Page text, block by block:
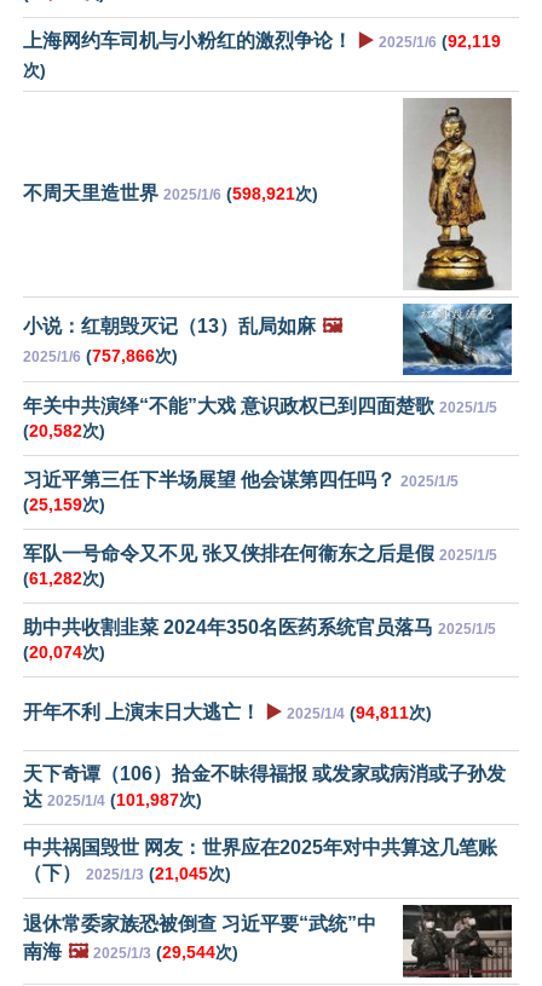
上海网约车司机与小粉红的激烈争论！ ▶️ 2025/1/6 (92,119
次)
不周天里造世界 2025/1/6 (598,921次)
小说：红朝毁灭记（13）乱局如麻 🖼️
2025/1/6 (757,866次)
年关中共演绎“不能”大戏 意识政权已到四面楚歌 2025/1/5
(20,582次)
习近平第三任下半场展望 他会谋第四任吗？ 2025/1/5
(25,159次)
军队一号命令又不见 张又侠排在何衞东之后是假 2025/1/5
(61,282次)
助中共收割韭菜 2024年350名医药系统官员落马 2025/1/5
(20,074次)
开年不利 上演末日大逃亡！ ▶️ 2025/1/4 (94,811次)
天下奇谭（106）拾金不昧得福报 或发家或病消或子孙发
达 2025/1/4 (101,987次)
中共祸国毁世 网友：世界应在2025年对中共算这几笔账
（下）
2025/1/3 (21,045次)
退休常委家族恐被倒查 习近平要“武统”中
南海 🖼️ 2025/1/3 (29,544次)